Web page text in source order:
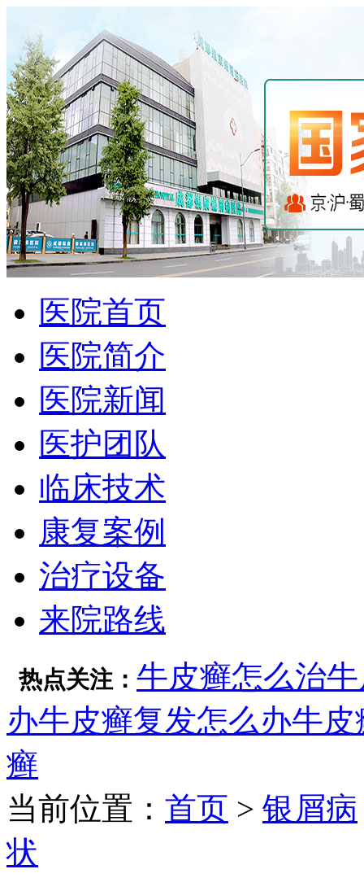
医院首页
医院简介
医院新闻
医护团队
临床技术
康复案例
治疗设备
来院路线
热点关注： 牛皮癣怎么治
办牛皮癣复发怎么办牛皮
癣
当前位置： 首页 > 银屑病
状